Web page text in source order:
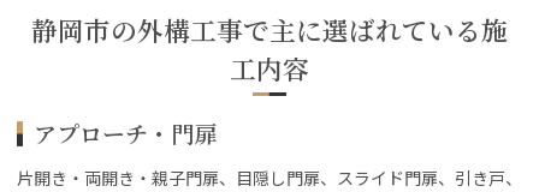
静岡市の外構工事で主に選ばれている施
工内容
アプローチ・門扉
片開き・両開き・親子門扉、目隠し門扉、スライド門扉、引き戸、